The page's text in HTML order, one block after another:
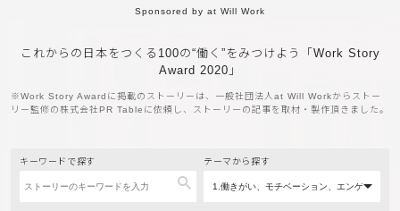
Sponsored by at Will Work
これからの日本をつくる100の“働く”をみつけよう「Work Story
Award 2020」
※Work Story Awardに掲載のストーリーは、一般社団法人at Will Workから ストー
リー監修の株式会社PR Tableに依頼し、ストーリーの記事を取材・製作頂きました。
キーワードで探す テーマから探す